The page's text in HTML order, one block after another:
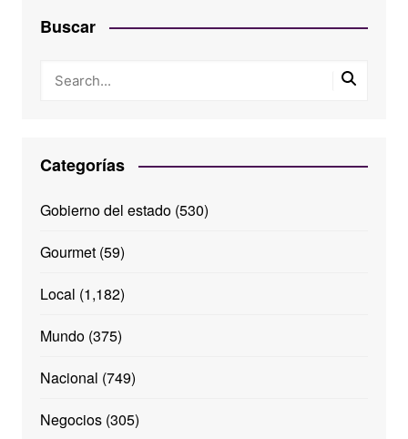
Buscar
Categorías
Gobierno del estado(530)
Gourmet(59)
Local (1,182)
Mundo(375)
Nacional (749)
Negocios(305)